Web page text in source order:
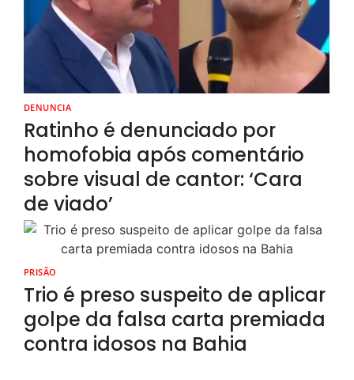
DENUNCIA
Ratinho é denunciado por
homofobia após comentário
sobre visual de cantor: ‘Cara
de viado’
PRISÃO
Trio é preso suspeito de aplicar
golpe da falsa carta premiada
contra idosos na Bahia